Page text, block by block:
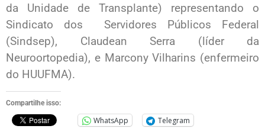
da Unidade de Transplante) representando o
Sindicato dos Servidores Públicos Federal
(Sindsep), Claudean Serra (líder da
Neuroortopedia), e Marcony Vilharins (enfermeiro
do HUUFMA).
Compartilhe isso:
WhatsApp Telegram